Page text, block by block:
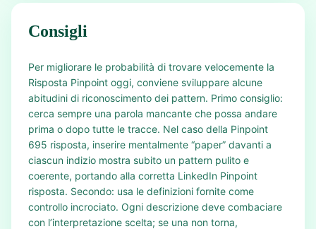
Consigli
Per migliorare le probabilità di trovare velocemente la
Risposta Pinpoint oggi, conviene sviluppare alcune
abitudini di riconoscimento dei pattern. Primo consiglio:
cerca sempre una parola mancante che possa andare
prima o dopo tutte le tracce. Nel caso della Pinpoint
695 risposta, inserire mentalmente “paper” davanti a
ciascun indizio mostra subito un pattern pulito e
coerente, portando alla corretta LinkedIn Pinpoint
risposta. Secondo: usa le definizioni fornite come
controllo incrociato. Ogni descrizione deve combaciare
con l’interpretazione scelta; se una non torna,